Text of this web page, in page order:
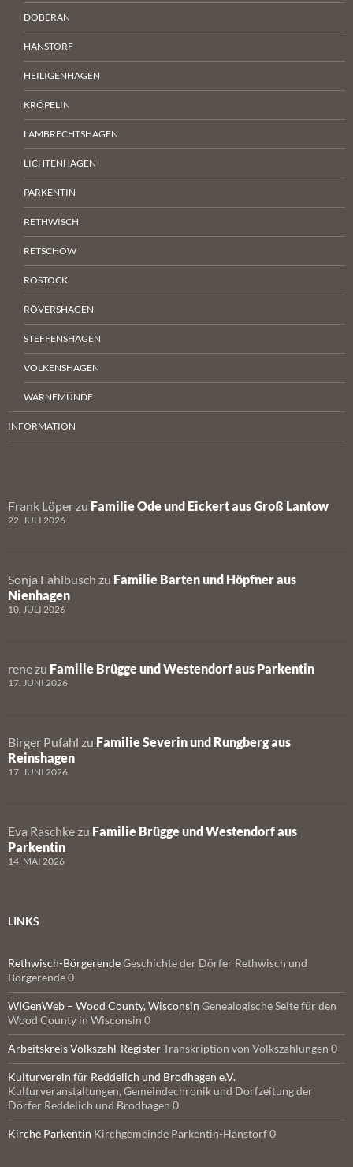
DOBERAN
HANSTORF
HEILIGENHAGEN
KRÖPELIN
LAMBRECHTSHAGEN
LICHTENHAGEN
PARKENTIN
RETHWISCH
RETSCHOW
ROSTOCK
RÖVERSHAGEN
STEFFENSHAGEN
VOLKENSHAGEN
WARNEMÜNDE
INFORMATION
Frank Löper zu Familie Ode und Eickert aus Groß Lantow
22. JULI 2026
Sonja Fahlbusch zu Familie Barten und Höpfner aus
Nienhagen
10. JULI 2026
rene zu Familie Brügge und Westendorf aus Parkentin
17. JUNI 2026
Birger Pufahl zu Familie Severin und Rungberg aus
Reinshagen
17. JUNI 2026
Eva Raschke zu Familie Brügge und Westendorf aus
Parkentin
14. MAI 2026
LINKS
Rethwisch-BörgerendeGeschichte der Dörfer Rethwisch und
Börgerende 0
WIGenWeb – Wood County, Wisconsin Genealogische Seite für den
Wood County in Wisconsin 0
Arbeitskreis Volkszahl-RegisterTranskription von Volkszählungen 0
Kulturverein für Reddelich und Brodhagen e.V.
Kulturveranstaltungen, Gemeindechronik und Dorfzeitung der
Dörfer Reddelich und Brodhagen 0
Kirche Parkentin Kirchgemeinde Parkentin-Hanstorf 0